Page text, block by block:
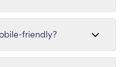
friendly?